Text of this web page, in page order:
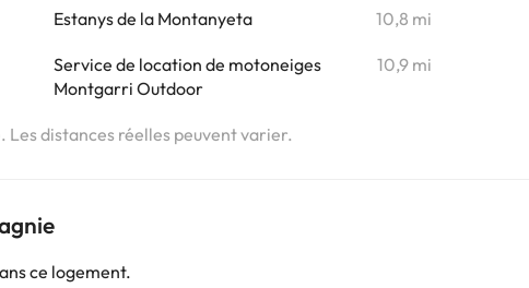
Estanys de la Montanyeta 10,8 mi
Service de location de motoneiges
Montgarri Outdoor
10,9 mi
Les distances réelles peuvent varier.
ce logement.